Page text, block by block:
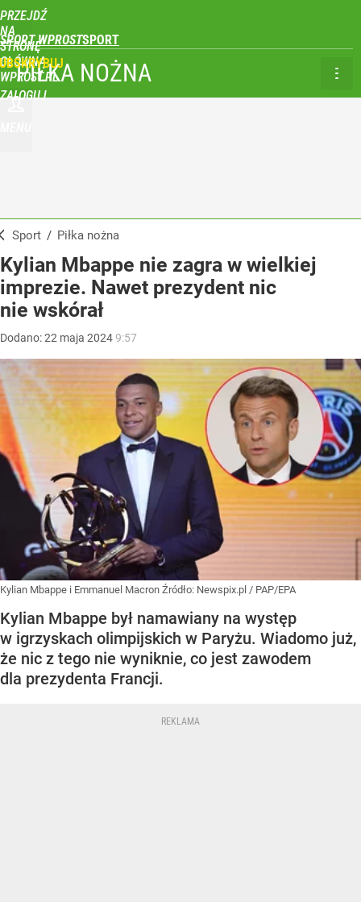
PRZEJDŹ
NA
STRONĘ
GŁÓWNĄ
WPROST.PL
SPORT WPROST
ZALOGUJ
PIŁKA NOŻNA
Sport / Piłka nożna
Kylian Mbappe nie zagra w wielkiej
imprezie. Nawet prezydent nic
nie wskórał
Dodano:22 maja 20249:57
Kylian Mbappe i Emmanuel Macron Źródło: Newspix.pl / PAP/EPA
Kylian Mbappe był namawiany na występ
w igrzyskach olimpijskich w Paryżu. Wiadomo już,
że nic z tego nie wyniknie, co jest zawodem
dla prezydenta Francji.